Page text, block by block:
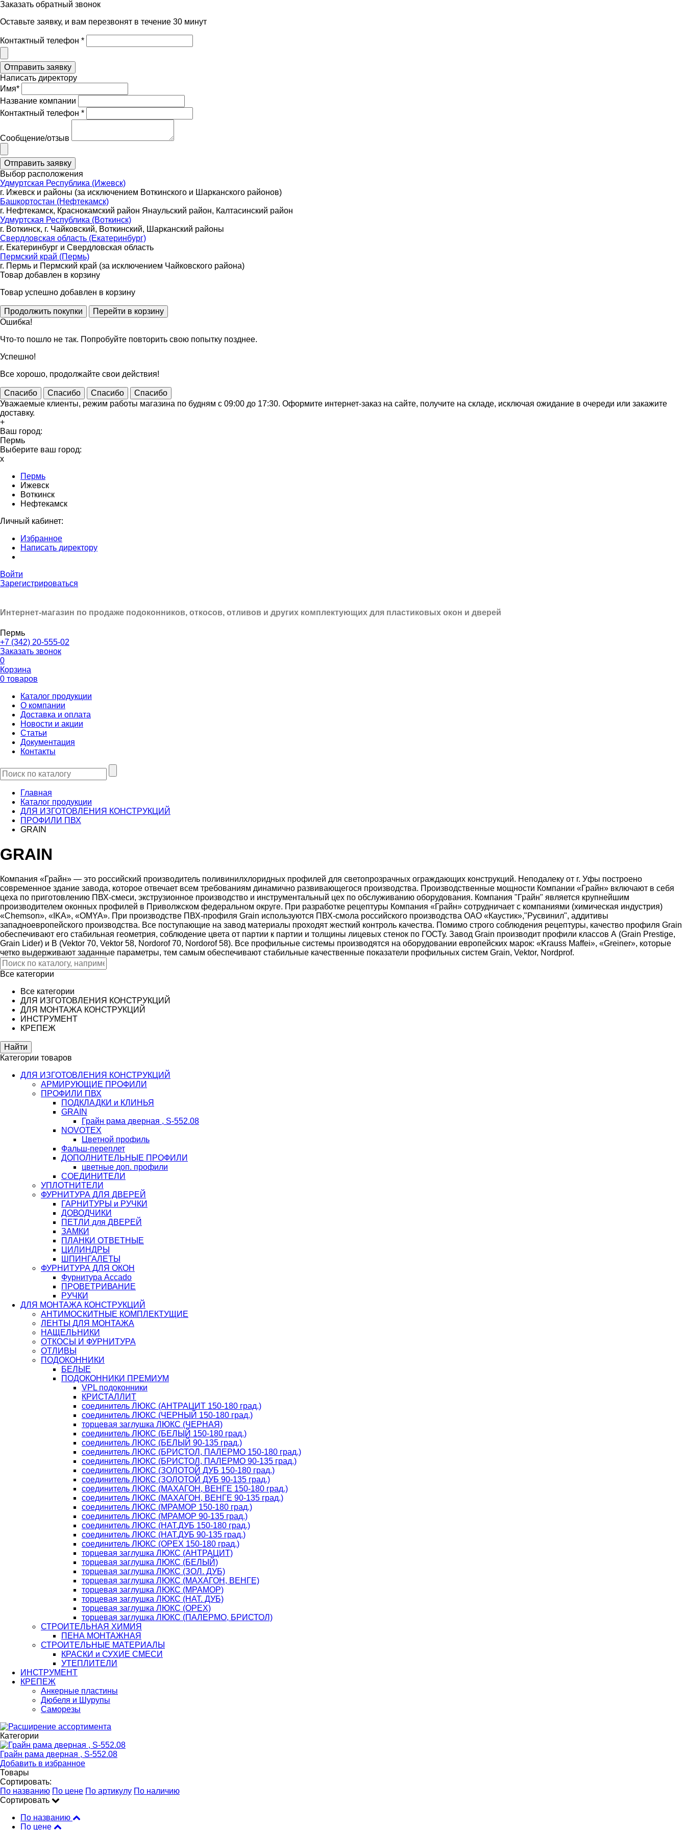
Заказать обратный звонок
Оставьте заявку, и вам перезвонят в течение 30 минут
Контактный телефон *
Написать директору
Имя*
Название компании
Контактный телефон *
Сообщение/отзыв
Выбор расположения
Удмуртская Республика (Ижевск)
г. Ижевск и районы (за исключением Воткинского и Шарканского районов)
Башкортостан (Нефтекамск)
г. Нефтекамск, Краснокамский район Янаульский район, Калтасинский район
Удмуртская Республика (Воткинск)
г. Воткинск, г. Чайковский, Воткинский, Шарканский районы
Свердловская область (Екатеринбург)
г. Екатеринбург и Свердловская область
Пермский край (Пермь)
г. Пермь и Пермский край (за исключением Чайковского района)
Товар добавлен в корзину
Товар успешно добавлен в корзину
Ошибка!
Что-то пошло не так. Попробуйте повторить свою попытку позднее.
Успешно!
Все хорошо, продолжайте свои действия!
Спасибо Спасибо Спасибо
Спасибо
Уважаемые клиенты, режим работы магазина по будням с 09:00 до 17:30. Оформите интернет-заказ на сайте, получите на складе, исключая ожидание в очереди или закажите
доставку.
+
Ваш город:
Пермь
Выберите ваш город:
x
Пермь
Ижевск
Воткинск
Нефтекамск
Личный кабинет:
Избранное
Написать директору
Войти
Зарегистрироваться
Интернет-магазин по продаже подоконников, откосов, отливов и других комплектующих для пластиковых окон и дверей
Пермь
+7 (342) 20-555-02
Заказать звонок
0
Корзина
0 товаров
Каталог продукции
О компании
Доставка и оплата
Новости и акции
Статьи
Документация
Контакты
Главная
Каталог продукции
ДЛЯ ИЗГОТОВЛЕНИЯ КОНСТРУКЦИЙ
ПРОФИЛИ ПВХ
GRAIN
GRAIN
Компания «Грайн» — это российский производитель поливинилхлоридных профилей для светопрозрачных ограждающих конструкций. Неподалеку от г. Уфы построено
современное здание завода, которое отвечает всем требованиям динамично развивающегося производства. Производственные мощности Компании «Грайн» включают в себя
цеха по приготовлению ПВХ-смеси, экструзионное производство и инструментальный цех по обслуживанию оборудования. Компания "Грайн" является крупнейшим
производителем оконных профилей в Приволжском федеральном округе. При разработке рецептуры Компания «Грайн» сотрудничает с компаниями (химическая индустрия)
«Chemson», «IKA», «OMYA». При производстве ПВХ-профиля Grain используются ПВХ-смола российского производства ОАО «Каустик»,"Русвинил", аддитивы
западноевропейского производства. Все поступающие на завод материалы проходят жесткий контроль качества. Помимо строго соблюдения рецептуры, качество профиля Grain
обеспечивают его стабильная геометрия, соблюдение цвета от партии к партии и толщины лицевых стенок по ГОСТу. Завод Grain производит профили классов А (Grain Prestige,
Grain Lider) и В (Vektor 70, Vektor 58, Nordorof 70, Nordorof 58). Все профильные системы производятся на оборудовании европейских марок: «Krauss Maffei», «Greiner», которые
четко выдерживают заданные параметры, тем самым обеспечивают стабильные качественные показатели профильных систем Grain, Vektor, Nordprof.
Все категории
Все категории
ДЛЯ ИЗГОТОВЛЕНИЯ КОНСТРУКЦИЙ
ДЛЯ МОНТАЖА КОНСТРУКЦИЙ
ИНСТРУМЕНТ
КРЕПЕЖ
Категории товаров
ДЛЯ ИЗГОТОВЛЕНИЯ КОНСТРУКЦИЙ
АРМИРУЮЩИЕ ПРОФИЛИ
ПРОФИЛИ ПВХ
ПОДКЛАДКИ и КЛИНЬЯ
GRAIN
Грайн рама дверная , S-552.08
NOVOTEX
Цветной профиль
Фальш-переплет
ДОПОЛНИТЕЛЬНЫЕ ПРОФИЛИ
цветные доп. профили
СОЕДИНИТЕЛИ
УПЛОТНИТЕЛИ
ФУРНИТУРА ДЛЯ ДВЕРЕЙ
ГАРНИТУРЫ и РУЧКИ
ДОВОДЧИКИ
ПЕТЛИ для ДВЕРЕЙ
ЗАМКИ
ПЛАНКИ ОТВЕТНЫЕ
ЦИЛИНДРЫ
ШПИНГАЛЕТЫ
ФУРНИТУРА ДЛЯ ОКОН
Фурнитура Accado
ПРОВЕТРИВАНИЕ
РУЧКИ
ДЛЯ МОНТАЖА КОНСТРУКЦИЙ
АНТИМОСКИТНЫЕ КОМПЛЕКТУЩИЕ
ЛЕНТЫ ДЛЯ МОНТАЖА
НАЩЕЛЬНИКИ
ОТКОСЫ И ФУРНИТУРА
ОТЛИВЫ
ПОДОКОННИКИ
БЕЛЫЕ
ПОДОКОННИКИ ПРЕМИУМ
VPL подоконники
КРИСТАЛЛИТ
соединитель ЛЮКС (АНТРАЦИТ 150-180 град.)
соединитель ЛЮКС (ЧЕРНЫЙ 150-180 град.)
торцевая заглушка ЛЮКС (ЧЕРНАЯ)
соединитель ЛЮКС (БЕЛЫЙ 150-180 град.)
соединитель ЛЮКС (БЕЛЫЙ 90-135 град.)
соединитель ЛЮКС (БРИСТОЛ, ПАЛЕРМО 150-180 град.)
соединитель ЛЮКС (БРИСТОЛ, ПАЛЕРМО 90-135 град.)
соединитель ЛЮКС (ЗОЛОТОЙ ДУБ 150-180 град.)
соединитель ЛЮКС (ЗОЛОТОЙ ДУБ 90-135 град.)
соединитель ЛЮКС (МАХАГОН, ВЕНГЕ 150-180 град.)
соединитель ЛЮКС (МАХАГОН, ВЕНГЕ 90-135 град.)
соединитель ЛЮКС (МРАМОР 150-180 град.)
соединитель ЛЮКС (МРАМОР 90-135 град.)
соединитель ЛЮКС (НАТ.ДУБ 150-180 град.)
соединитель ЛЮКС (НАТ.ДУБ 90-135 град.)
соединитель ЛЮКС (ОРЕХ 150-180 град.)
торцевая заглушка ЛЮКС (АНТРАЦИТ)
торцевая заглушка ЛЮКС (БЕЛЫЙ)
торцевая заглушка ЛЮКС (ЗОЛ. ДУБ)
торцевая заглушка ЛЮКС (МАХАГОН, ВЕНГЕ)
торцевая заглушка ЛЮКС (МРАМОР)
торцевая заглушка ЛЮКС (НАТ. ДУБ)
торцевая заглушка ЛЮКС (ОРЕХ)
торцевая заглушка ЛЮКС (ПАЛЕРМО, БРИСТОЛ)
СТРОИТЕЛЬНАЯ ХИМИЯ
ПЕНА МОНТАЖНАЯ
СТРОИТЕЛЬНЫЕ МАТЕРИАЛЫ
КРАСКИ и СУХИЕ СМЕСИ
УТЕПЛИТЕЛИ
ИНСТРУМЕНТ
КРЕПЕЖ
Анкерные пластины
Дюбеля и Шурупы
Саморезы
Категории
Грайн рама дверная , S-552.08
Добавить в избранное
Товары
Сортировать:
По названию По цене По артикулу По наличию
Сортировать
По названию
По цене